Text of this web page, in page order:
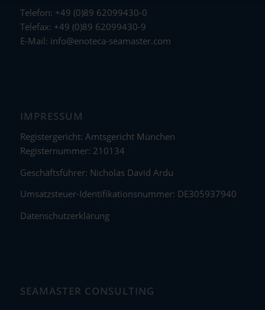
Telefon: +49 (0)89 62099430-0
Telefax: +49 (0)89 62099430-9
E-Mail: info@enoteca-seamaster.com
IMPRESSUM
Registergericht: Amtsgericht München
Registernummer: 210134
Geschäftsführer: Nicholas David Ardu
Umsatzsteuer-Identifikationsnummer: DE305937940
Datenschutzerklärung
SEAMASTER CONSULTING